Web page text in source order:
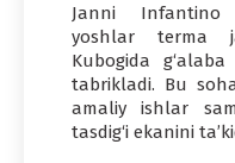
Janni Infantino
yoshlar terma
Kubogida
tabrikladi. Bu
amaliy ishlar
tasdig‘i ekanini